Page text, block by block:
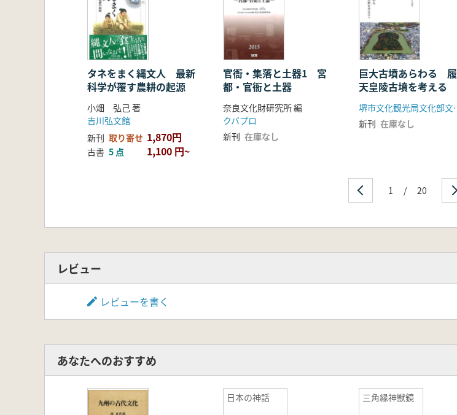
タネをまく縄文人 最新
科学が覆す農耕の起源
小畑 弘己 著
吉川弘文館
新刊 取り寄せ 1,870円
古書 5 点 1,100 円~
官衙・集落と土器1 宮
都・官衙と土器
奈良文化財研究所 編
クバプロ
新刊 在庫なし
巨大古墳あらわる
天皇陵古墳を考える
堺市文
新刊 在庫なし
1 / 20
レビュー
レビューを書く
あなたへのおすすめ
日本の神話 三角縁神獣鏡